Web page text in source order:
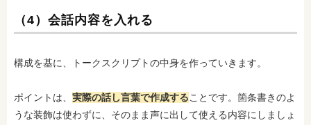
（4）会話内容を入れる
構成を基に、トークスクリプトの中身を作っていきます。
ポイントは、 実際の話し言葉で作成することです。箇条書きのよ
うな装飾は使わずに、そのまま声に出して使える内容にしましょ